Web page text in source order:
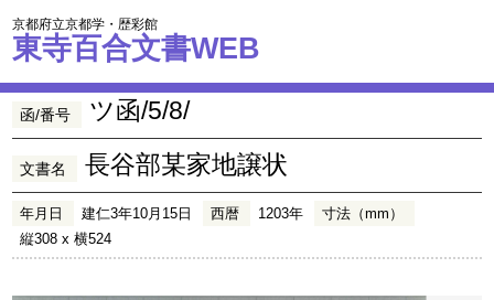
京都府立京都学・歴彩館
東寺百合文書WEB
函/番号 ツ函/5/8/
文書名 長谷部某家地譲状
年月日 建仁3年10月15日 西暦 1203年
寸法（mm）
縦308 x 横524